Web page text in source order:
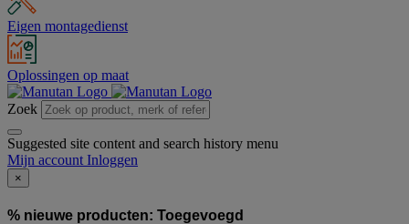
Eigen montagedienst
Oplossingen op maat
Zoek
Suggested site content and search history menu
Mijn account Inloggen
×
% nieuwe producten: Toegevoegd